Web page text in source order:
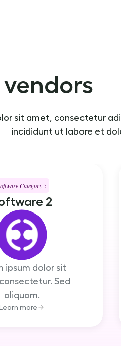
sit amet, consectetur
incididunt ut labore et
Category 5
2
ipsum dolor sit
Sed
aliquam.
more